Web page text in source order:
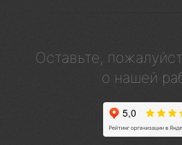
Оставьте,
о нашей